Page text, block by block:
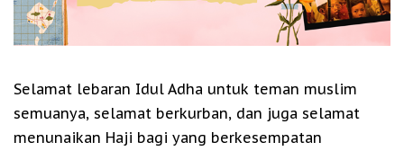
Selamat lebaran Idul Adha untuk teman muslim
semuanya, selamat berkurban, dan juga selamat
menunaikan Haji bagi yang berkesempatan